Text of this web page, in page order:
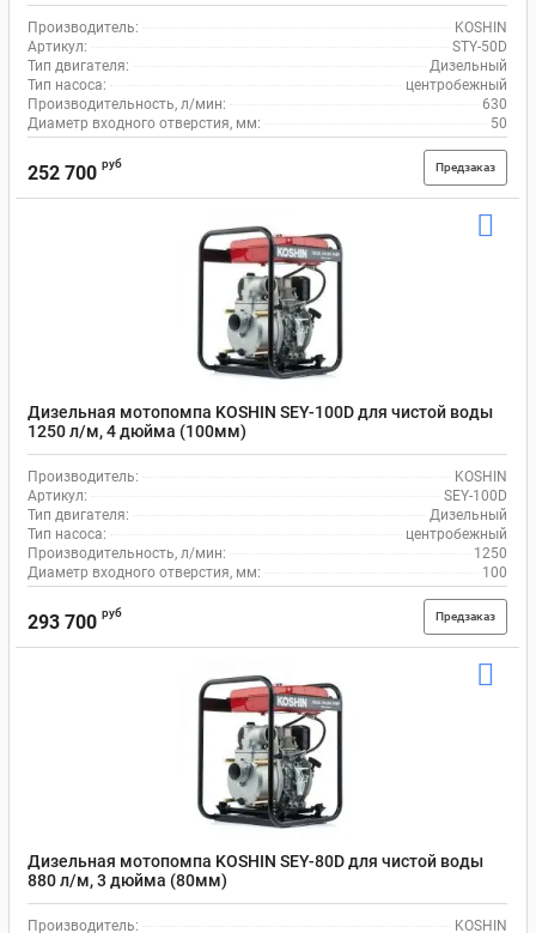
Производитель:
KOSHIN
Артикул:
STY-50D
Тип двигателя:
Дизельный
Тип насоса:
центробежный
Производительность, л/мин:
630
Диаметр входного отверстия, мм:
50
252 700 руб Предзаказ
Дизельная мотопомпа KOSHIN SEY-100D для чистой воды
1250 л/м, 4 дюйма (100мм)
Производитель:
KOSHIN
Артикул:
SEY-100D
Тип двигателя:
Дизельный
Тип насоса:
центробежный
Производительность, л/мин:
1250
Диаметр входного отверстия, мм:
100
293 700 руб Предзаказ
Дизельная мотопомпа KOSHIN SEY-80D для чистой воды
880 л/м, 3 дюйма (80мм)
Производитель: KOSHIN